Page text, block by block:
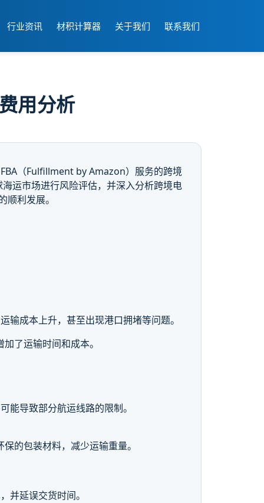
行业资讯 材积计算器 关于我们 联系我们
用分析
（Fulfillment by Amazon）服务的跨境
运市场进行风险评估，并深入分析跨境电
利发展。
成本上升，甚至出现港口拥堵等问题。
了运输时间和成本。
能导致部分航运线路的限制。
的包装材料，减少运输重量。
并延误交货时间。